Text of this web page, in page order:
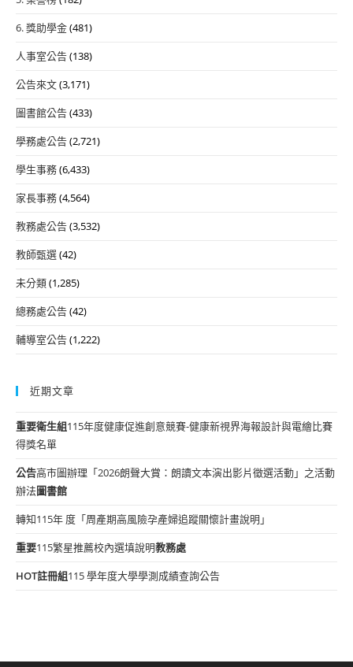
6. 獎助學金(481)
人事室公告(138)
公告來文(3,171)
圖書館公告(433)
學務處公告(2,721)
學生事務(6,433)
家長事務(4,564)
教務處公告(3,532)
教師甄選(42)
未分類(1,285)
總務處公告(42)
輔導室公告(1,222)
近期文章
重要衛生組115年度健康促進創意競賽-健康新視界海報設計與電繪比賽
得獎名單
公告高市圖辦理「2026朗聲大賞：朗讀文本演出影片徵選活動」之活動
辦法圖書館
轉知115年 度「周產期高風險孕產婦追蹤關懷計畫說明」
重要115繁星推薦校內選填說明教務處
HOT註冊組115 學年度大學學測成績查詢公告